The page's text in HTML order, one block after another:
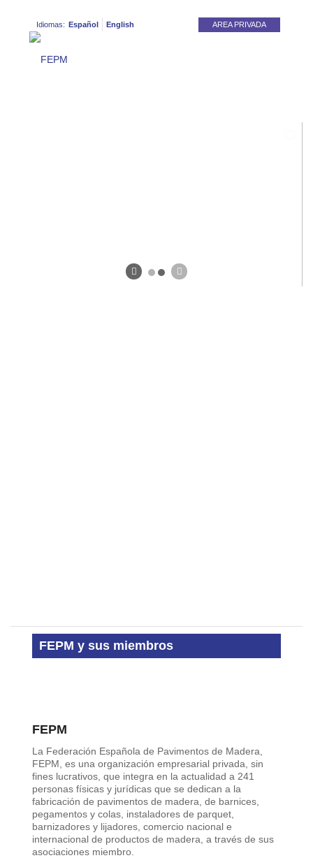
AREA PRIVADA
Idiomas: Español English
FEPM y sus miembros
FEPM
La Federación Española de Pavimentos de Madera,
FEPM, es una organización empresarial privada, sin
fines lucrativos, que integra en la actualidad a 241
personas físicas y jurídicas que se dedican a la
fabricación de pavimentos de madera, de barnices,
pegamentos y colas, instaladores de parquet,
barnizadores y lijadores, comercio nacional e
internacional de productos de madera, a través de sus
asociaciones miembro.